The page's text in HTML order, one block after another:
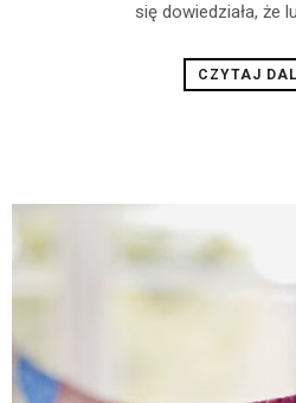
się dowiedziała, że
CZYTAJ